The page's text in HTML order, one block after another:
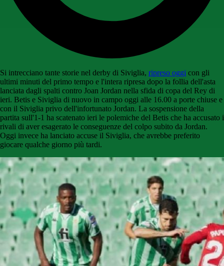
Si intrecciano tante storie nel derby di Siviglia, ripreso oggi con gli
ultimi minuti del primo tempo e l'intera ripresa dopo la follia dell'asta
lanciata dagli spalti contro Joan Jordan nella sfida di copa del Rey di
ieri. Betis e Siviglia di nuovo in campo oggi alle 16.00 a porte chiuse e
con il Siviglia privo dell'infortunato Jordan. La sospensione della
partita sull'1-1 ha scatenato ieri le polemiche del Betis che ha accusato i
rivali di aver esagerato le conseguenze del colpo subito da Jordan.
Oggi invece ha lanciato accuse il Siviglia, che avrebbe preferito
giocare qualche giorno più tardi.